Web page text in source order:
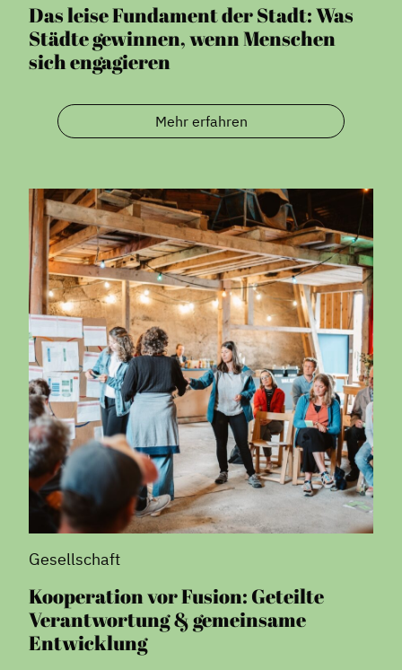
Das leise Fundament der Stadt: Was
Städte gewinnen, wenn Menschen
sich engagieren
Mehr erfahren
Gesellschaft
Kooperation vor Fusion: Geteilte
Verantwortung & gemeinsame
Entwicklung